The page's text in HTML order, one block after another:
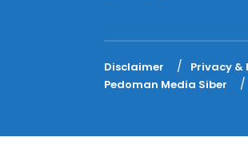
Disclaimer Privacy &
Pedoman Media Siber